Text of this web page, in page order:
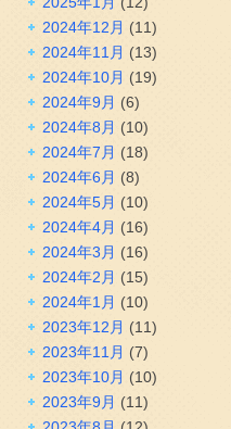
2024年12月 (11)
2024年11月 (13)
2024年10月 (19)
2024年9月 (6)
2024年8月 (10)
2024年7月 (18)
2024年6月 (8)
2024年5月 (10)
2024年4月 (16)
2024年3月 (16)
2024年2月 (15)
2024年1月 (10)
2023年12月 (11)
2023年11月 (7)
2023年10月 (10)
2023年9月 (11)